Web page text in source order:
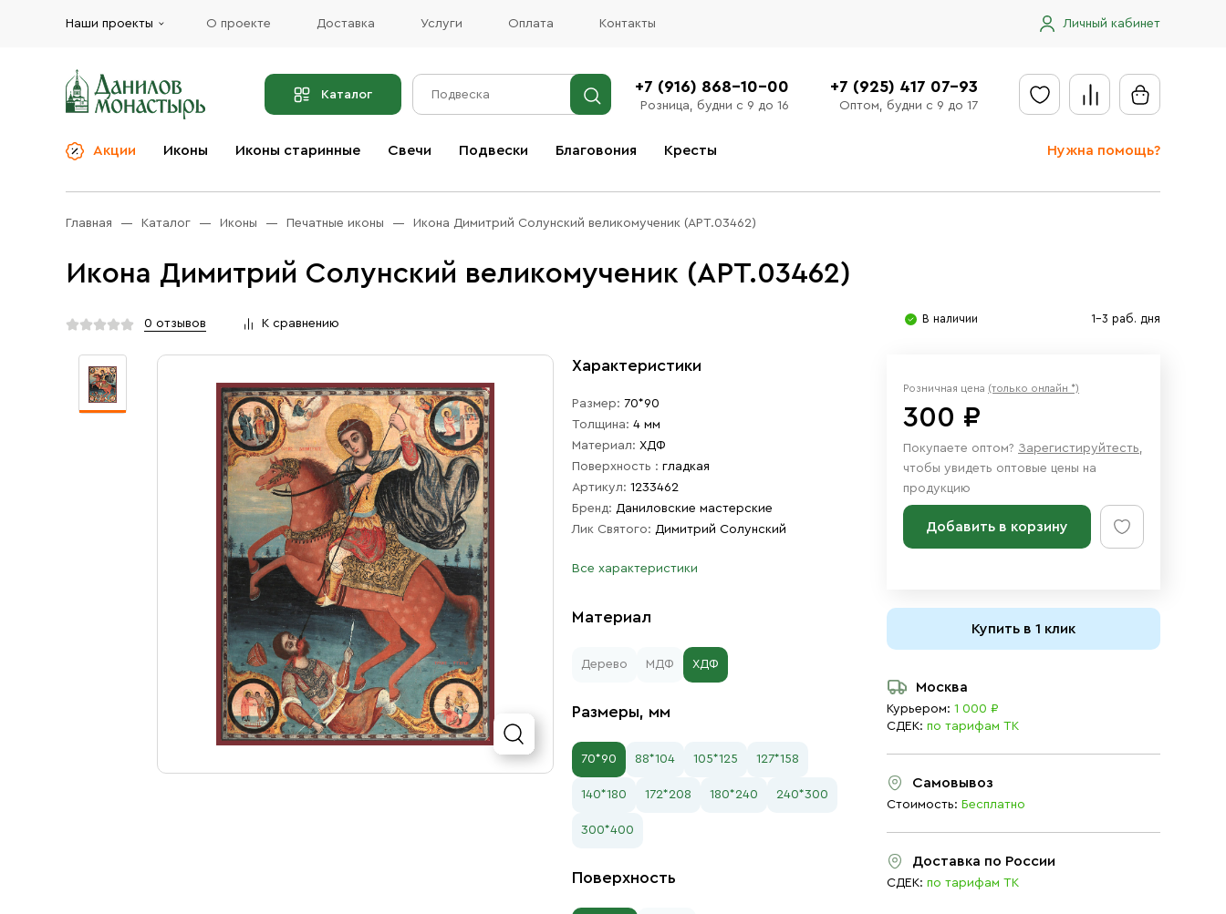
Наши проекты О проекте Доставка Услуги Оплата Контакты Личный кабинет
Каталог +7 (916) 868-10-00
Розница, будни с 9 до 16
+7 (925) 417 07-93
Оптом, будни с 9 до 17
Акции Иконы Иконы старинные Свечи Подвески Благовония Кресты Нужна помощь?
Отправить заявку
Церковная утварь
Иконы
Ювелирные изделия
Бренды
Услуги
Главная Каталог Иконы Печатные иконы Икона Димитрий Солунский великомученик (АРТ.03462)
Икона Димитрий Солунский великомученик (АРТ.03462)
0 отзывов К сравнению В наличии 1-3 раб. дня
Характеристики
Размер: 70*90
Толщина: 4 мм
Материал: ХДФ
Поверхность : гладкая
Артикул: 1233462
Бренд: Даниловские мастерские
Лик Святого: Димитрий Солунский
Все характеристики
Материал
Дерево МДФ ХДФ
Размеры, мм
70*90 88*104 105*125 127*158
140*180 172*208 180*240 240*300
300*400
Поверхность
Розничная цена (только онлайн *)
300 ₽
Покупаете оптом? Зарегистируйтесть,
чтобы увидеть оптовые цены на
продукцию
Добавить в корзину
Купить в 1 клик
Москва
Курьером: 1 000 ₽
СДЕК: по тарифам ТК
Самовывоз
Стоимость: Бесплатно
Доставка по России
СДЕК: по тарифам ТК